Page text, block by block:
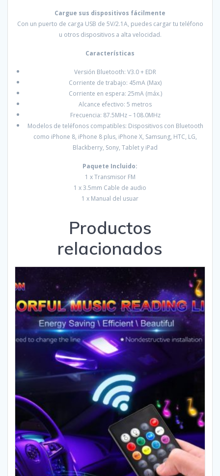
Cargue sus dispositivos fácilmente
Con un puerto de carga USB de 5V/2.1A, puedes cargar tu teléfono
u otros dispositivos a alta velocidad.
Características
Versión Bluetooth: V3.0 + EDR
Corriente de trabajo: 45mA (Max)
Corriente en espera: 25mA (máx.)
Alcance efectivo: 5 metros
Frecuencia: 87.5MHz – 108.0MHz
Modelos de teléfonos compatibles: Dispositivos con Bluetooth
como iPhone 8, iPhone 8 plus, iPhone X, Samsung, HTC, LG,
Blackberry, Sony, Tablet y iPad
Paquete Incluido:
1 x Transmisor FM
1 x 3.5mm Cable de audio
1 x Manual del usuar
Productos
relacionados